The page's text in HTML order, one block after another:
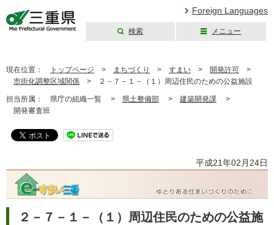
Foreign Languages
検索 メニュー
現在位置： トップページ > まちづくり > すまい > 開発許可 >
市街化調整区域関係 > ２－７－１－（１）周辺住民のための公益施設
担当所属： 県庁の組織一覧 > 県土整備部 > 建築開発課 >
開発審査班
平成21年02月24日
２－７－１－（１）周辺住民のための公益施